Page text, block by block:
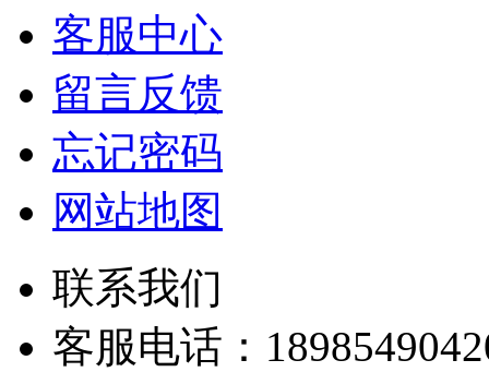
客服中心
留言反馈
忘记密码
网站地图
联系我们
客服电话：